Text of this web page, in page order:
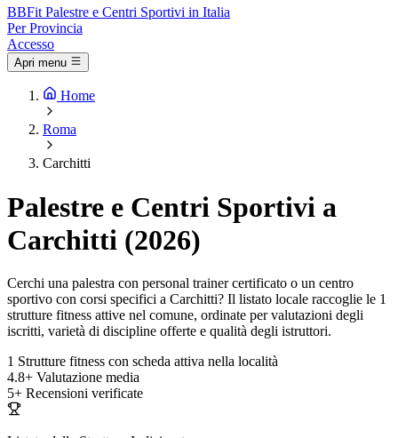
BBFit Palestre e Centri Sportivi in Italia
Per Provincia
Accesso
Apri menu
Home
Roma
Carchitti
Palestre e Centri Sportivi a
Carchitti (2026)
Cerchi una palestra con personal trainer certificato o un centro
sportivo con corsi specifici a Carchitti? Il listato locale raccoglie le 1
strutture fitness attive nel comune, ordinate per valutazioni degli
iscritti, varietà di discipline offerte e qualità degli istruttori.
1 Strutture fitness con scheda attiva nella località
4.8+ Valutazione media
5+ Recensioni verificate